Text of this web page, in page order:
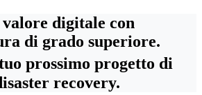
digitale con
di grado superiore.
prossimo progetto di
recovery.